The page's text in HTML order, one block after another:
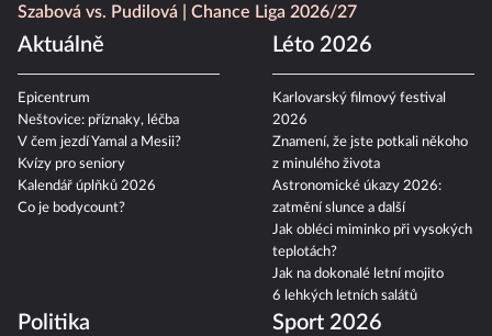
Szabová vs. Pudilová
Chance Liga 2026/27
Aktuálně
Epicentrum
Neštovice: příznaky, léčba
V čem jezdí Yamal a Mesii?
Kvízy pro seniory
Kalendář úplňků 2026
Co je bodycount?
Léto 2026
Karlovarský filmový festival
2026
Znamení, že jste potkali někoho
z minulého života
Astronomické úkazy 2026:
zatmění slunce a další
Jak obléci miminko při vysokých
teplotách?
Jak na dokonalé letní mojito
6 lehkých letních salátů
Politika Sport 2026